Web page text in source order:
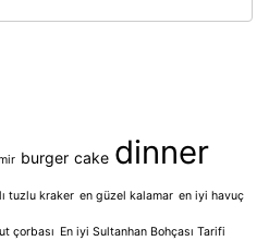
burger cake dinner
tuzlu kraker en güzel kalamar en iyi havuç
çorbası En iyi Sultanhan Bohçası Tarifi